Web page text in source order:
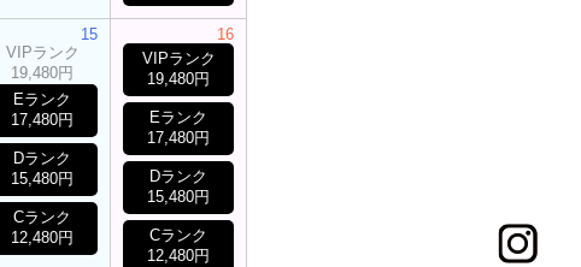
15
VIPランク
19,480円
Eランク
17,480円
Dランク
15,480円
Cランク
12,480円
16
VIPランク
19,480円
Eランク
17,480円
Dランク
15,480円
Cランク
12,480円